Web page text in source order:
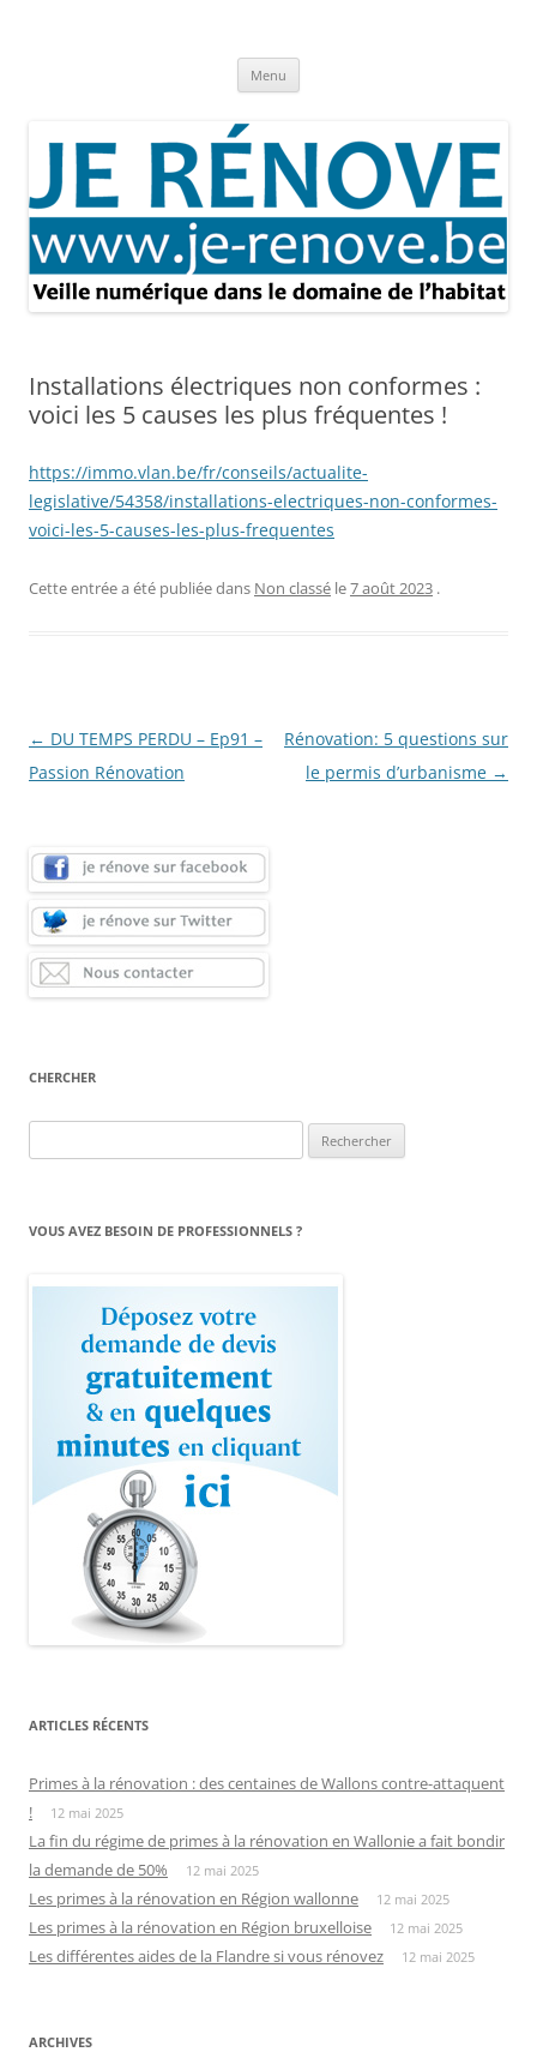
Menu
Installations électriques non conformes :
voici les 5 causes les plus fréquentes !
https://immo.vlan.be/fr/conseils/actualite-
legislative/54358/installations-electriques-non-conformes-
voici-les-5-causes-les-plus-frequentes
Cette entrée a été publiée dans Non classé le7 août 2023 .
Navigation
des
← DU TEMPS PERDU – Ep91 –
Passion Rénovation
Rénovation: 5 questions sur
le permis d’urbanisme →
CHERCHER
VOUS AVEZ BESOIN DE PROFESSIONNELS ?
ARTICLES RÉCENTS
Primes à la rénovation : des centaines de Wallons contre-attaquent
!
12 mai 2025
La fin du régime de primes à la rénovation en Wallonie a fait bondir
la demande de 50%
12 mai 2025
Les primes à la rénovation en Région wallonne 12 mai 2025
Les primes à la rénovation en Région bruxelloise 12 mai 2025
Les différentes aides de la Flandre si vous rénovez 12 mai 2025
ARCHIVES